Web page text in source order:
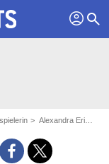
profil search
Alexandra Erinn Carter - aka : Erinn Hayes